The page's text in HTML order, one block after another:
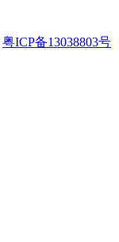
粤ICP备13038803号